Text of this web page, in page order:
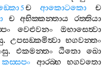
5ච ආකොටකො
ච
ච අභික‍්කන‍්තාය
රත‍්තියා
වෙළුවනං
ඔභාසෙත්‍වා
. උපසඞ‍්කමිත්‍වා භගවන‍්තං
. එකමන‍්තං ඨිතො
ඛො
කස‍්සපං ආරබ‍්භ
භගවතො